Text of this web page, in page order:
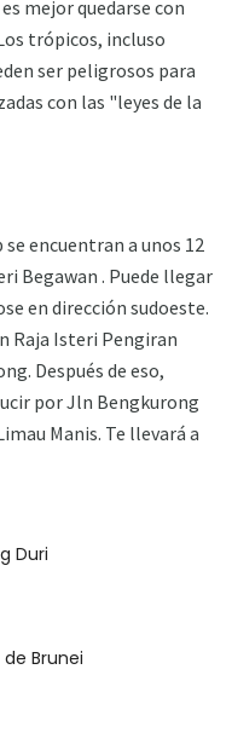
mejor quedarse con
trópicos, incluso
ser peligrosos para
con las "leyes de la
se encuentran a unos 12
Begawan . Puede llegar
en dirección sudoeste.
Raja Isteri Pengiran
Después de eso,
por Jln Bengkurong
Manis. Te llevará a
Duri
Brunei